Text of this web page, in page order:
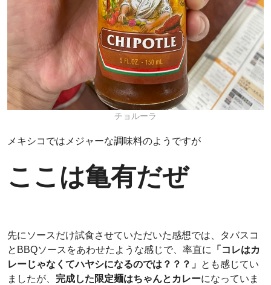
チョルーラ
メキシコではメジャーな調味料のようですが
ここは亀有だぜ
先にソースだけ試食させていただいた感想では、タバスコ
とBBQソースをあわせたような感じで、率直に
「コレはカ
レーじゃなくてハヤシになるのでは？？？」 とも感じてい
ましたが、 完成した限定麺はちゃんとカレーになっていま